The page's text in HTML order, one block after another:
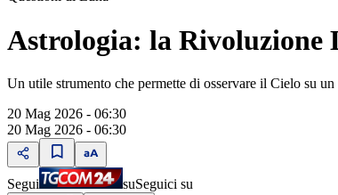
Astrologia: la Rivoluzione
Un utile strumento che permette di osservare il Cielo su
20 Mag 2026 - 06:30
20 Mag 2026 - 06:30
Segui suSeguici su